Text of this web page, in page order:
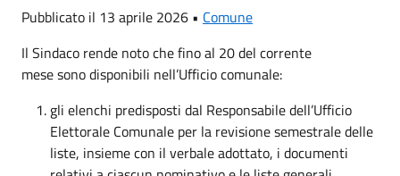
Pubblicato il 13 aprile 2026 • Comune
Il Sindaco rende noto che fino al 20 del corrente
mese sono disponibili nell’Ufficio comunale:
gli elenchi predisposti dal Responsabile dell’Ufficio
Elettorale Comunale per la revisione semestrale delle
liste, insieme con il verbale adottato, i documenti